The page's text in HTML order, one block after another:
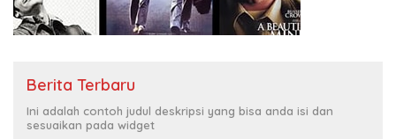
Berita Terbaru
Ini adalah contoh judul deskripsi yang bisa anda isi dan
sesuaikan pada widget